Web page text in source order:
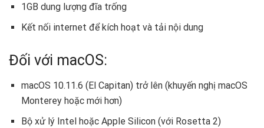
1GB dung lượng đĩa trống
Kết nối internet để kích hoạt và tải nội dung
Đối với macOS:
macOS 10.11.6 (El Capitan) trở lên (khuyến nghị macOS
Monterey hoặc mới hơn)
Bộ xử lý Intel hoặc Apple Silicon (với Rosetta 2)